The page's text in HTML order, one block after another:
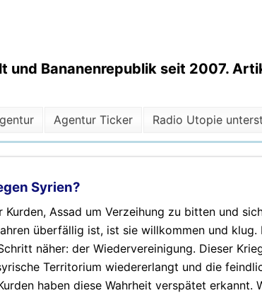
und Bananenrepublik seit 2007.
Agentur Ticker Radio Utopie
Syrien?
Assad um Verzeihung zu bitten und
überfällig ist, ist sie willkommen und
näher: der Wiedervereinigung. Dieser
Territorium wiedererlangt und die
haben diese Wahrheit verspätet erkannt.